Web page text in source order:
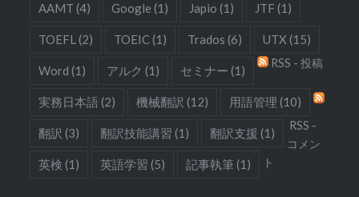
AAMT (4) Google (1) Japio (1) JTF(1)
TOEFL (2) TOEIC(1) Trados (6) UTX (15)
Word (1) アルク (1) セミナー (1)
実務日本語 (2) 機械翻訳 (12) 用語管理 (10)
翻訳 (3) 翻訳技能講習 (1) 翻訳支援 (1)
英検 (1) 英語学習 (5) 記事執筆(1)
RSS - 投稿
RSS -
コメン
ト